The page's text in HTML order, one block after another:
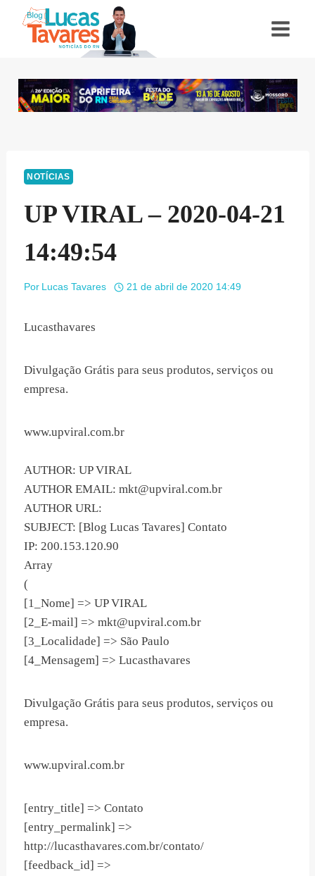
NOTÍCIAS
UP VIRAL – 2020-04-21
14:49:54
Por Lucas Tavares 21 de abril de 2020 14:49
Lucasthavares
Divulgação Grátis para seus produtos, serviços ou
empresa.
www.upviral.com.br
AUTHOR: UP VIRAL
AUTHOR EMAIL: mkt@upviral.com.br
AUTHOR URL:
SUBJECT: [Blog Lucas Tavares] Contato
IP: 200.153.120.90
Array
(
[1_Nome] => UP VIRAL
[2_E-mail] => mkt@upviral.com.br
[3_Localidade] => São Paulo
[4_Mensagem] => Lucasthavares
Divulgação Grátis para seus produtos, serviços ou
empresa.
www.upviral.com.br
[entry_title] => Contato
[entry_permalink] =>
http://lucasthavares.com.br/contato/
[feedback_id] =>